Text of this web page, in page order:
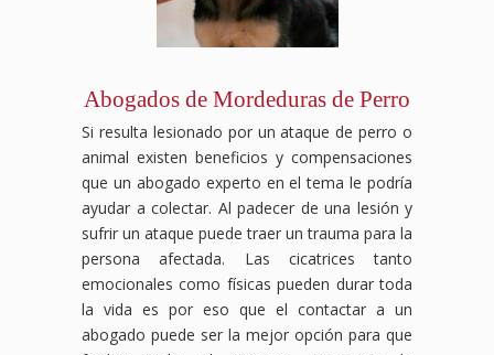
Abogados de Mordeduras de Perro
Si resulta lesionado por un ataque de perro o
animal existen beneficios y compensaciones
que un abogado experto en el tema le podría
ayudar a colectar. Al padecer de una lesión y
sufrir un ataque puede traer un trauma para la
persona afectada. Las cicatrices tanto
emocionales como físicas pueden durar toda
la vida es por eso que el contactar a un
abogado puede ser la mejor opción para que